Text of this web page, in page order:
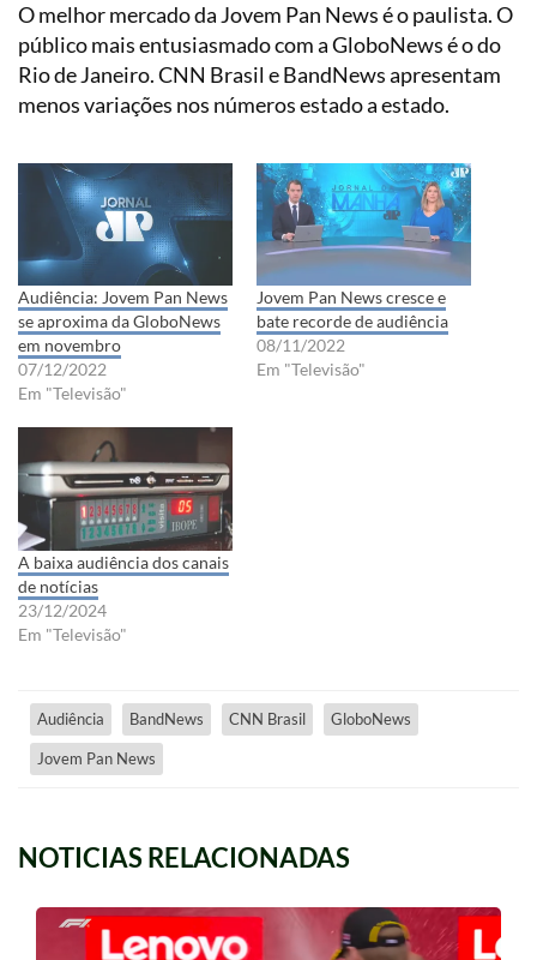
O melhor mercado da Jovem Pan News é o paulista. O
público mais entusiasmado com a GloboNews é o do
Rio de Janeiro. CNN Brasil e BandNews apresentam
menos variações nos números estado a estado.
Audiência: Jovem Pan News
se aproxima da GloboNews
em novembro
07/12/2022
Em "Televisão"
Jovem Pan News cresce e
bate recorde de audiência
08/11/2022
Em "Televisão"
A baixa audiência dos canais
de notícias
23/12/2024
Em "Televisão"
Audiência BandNews CNN Brasil GloboNews
Jovem Pan News
NOTICIAS RELACIONADAS